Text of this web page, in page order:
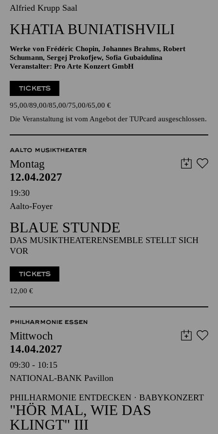
Alfried Krupp Saal
KHATIA BUNIATISHVILI
Werke von Frédéric Chopin, Johannes Brahms, Robert
Schumann, Sergej Prokofjew, Sofia Gubaidulina
Veranstalter: Pro Arte Konzert GmbH
TICKETS
95,00 89,00 85,00 75,00 65,00 €
Die Veranstaltung ist vom Angebot der TUPcard ausgeschlossen.
AALTO MUSIKTHEATER
Montag
12.04.2027
19:30
Aalto-Foyer
BLAUE STUNDE
DAS MUSIKTHEATERENSEMBLE STELLT SICH
VOR
TICKETS
12,00 €
PHILHARMONIE ESSEN
Mittwoch
14.04.2027
09:30 - 10:15
NATIONAL-BANK Pavillon
PHILHARMONIE ENTDECKEN · BABYKONZERT
"HÖR MAL, WIE DAS
KLINGT" III